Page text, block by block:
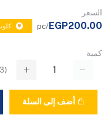
السعر
EGP200.00
/pc كلوب
كمية
(
3
أضف إلى السلة